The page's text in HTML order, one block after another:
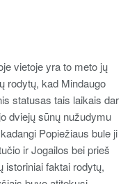
vietoje yra to meto jų
rodytų, kad Mindaugo
statusas tais laikais dar
dviejų sūnų nužudymu
Popiežiaus bule ji
ir Jogailos bei prieš
istoriniai faktai rodytų,